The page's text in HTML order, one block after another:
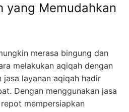
yang Memudahkan
merasa bingung dan
melakukan aqiqah dengan
jasa layanan aqiqah hadir
Dengan menggunakan jasa
mempersiapkan